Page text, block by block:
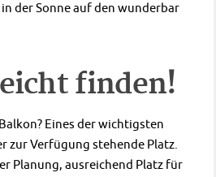
der Sonne auf den wunderbar
finden!
Eines der wichtigsten
zur Verfügung stehende Platz.
Planung, ausreichend Platz für